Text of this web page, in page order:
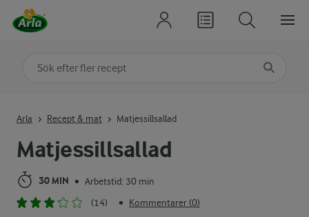
Matjessillsallad
30 MIN • Arbetstid: 30 min
(14)
• Kommentarer (0)
Arla Recept & mat Matjessillsallad
Sök på kategori eller ingrediens